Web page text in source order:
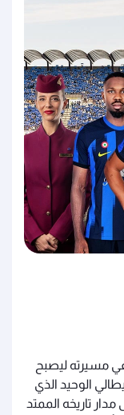
1908، وانطلق في مسيرته ليصبح
الوحيد الذي
تاريخه الممتد